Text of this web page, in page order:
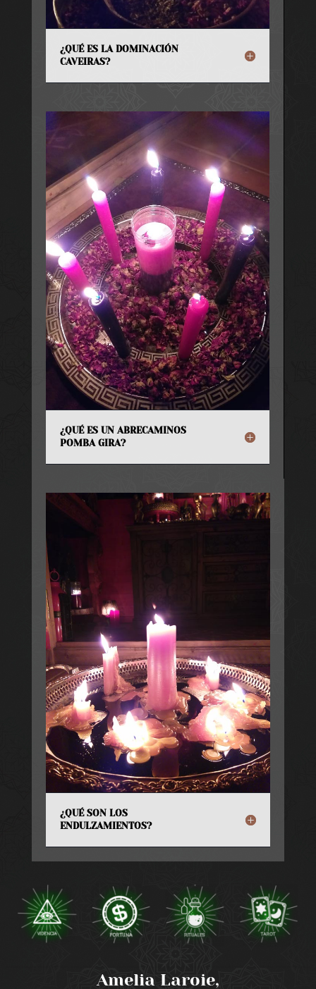
¿QUÉ ES LA DOMINACIÓN
CAVEIRAS?
¿QUÉ ES UN ABRECAMINOS
POMBA GIRA?
¿QUÉ SON LOS
ENDULZAMIENTOS?
Amelia Laroie,